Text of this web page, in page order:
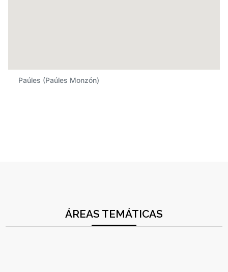
Paúles (Paúles Monzón)
ÁREAS TEMÁTICAS